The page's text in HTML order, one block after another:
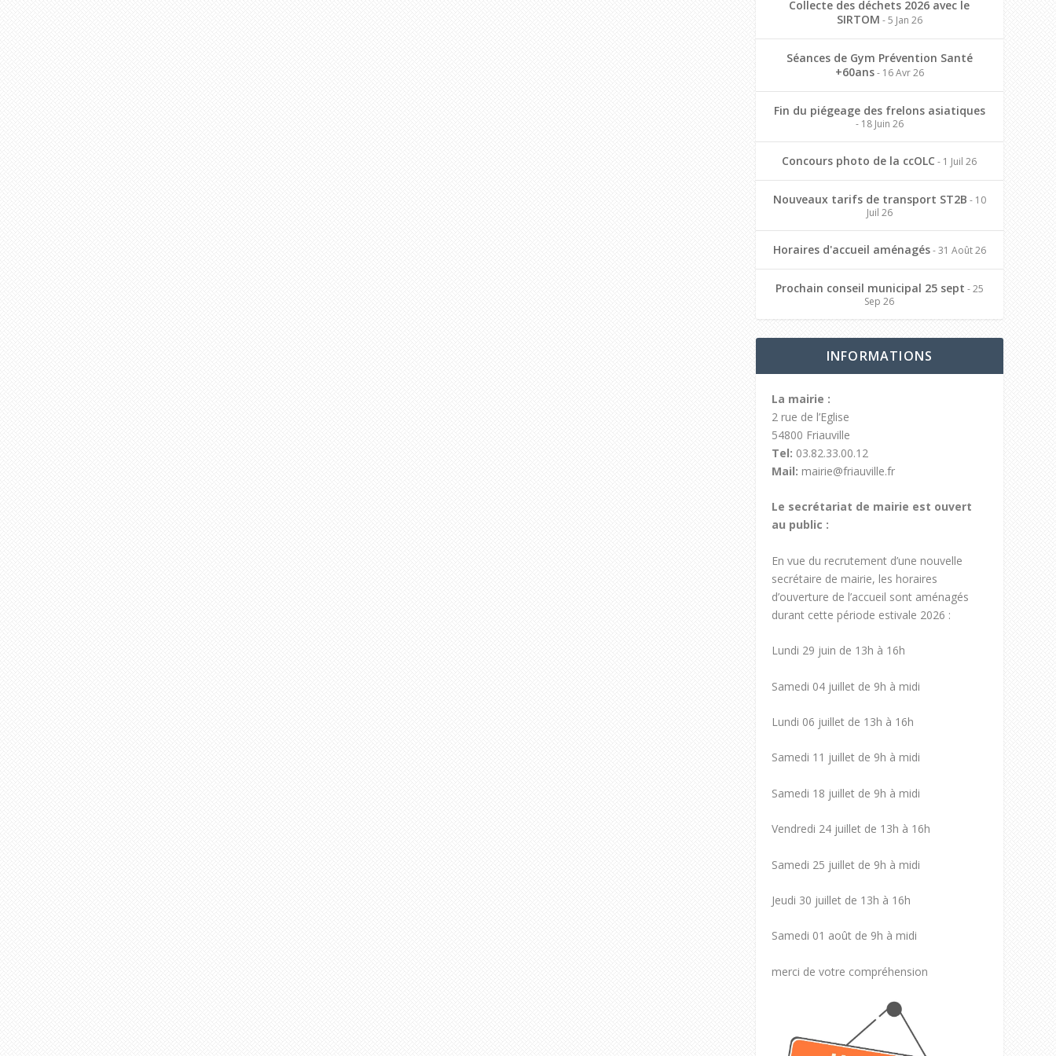
Collecte des déchets 2026 avec le
SIRTOM - 5 Jan 26
Séances de Gym Prévention Santé
+60ans- 16 Avr 26
Fin du piégeage des frelons asiatiques
- 18 Juin 26
Concours photo de la ccOLC - 1 Juil 26
Nouveaux tarifs de transport ST2B - 10
Juil 26
Horaires d'accueil aménagés- 31 Août 26
Prochain conseil municipal 25 sept - 25
Sep 26
INFORMATIONS
La mairie :
2 rue de l’Eglise
54800 Friauville
Tel: 03.82.33.00.12
Mail: mairie@friauville.fr
Le secrétariat de mairie est ouvert
au public :
En vue du recrutement d’une nouvelle
secrétaire de mairie, les horaires
d’ouverture de l’accueil sont aménagés
durant cette période estivale 2026 :
Lundi 29 juin de 13h à 16h
Samedi 04 juillet de 9h à midi
Lundi 06 juillet de 13h à 16h
Samedi 11 juillet de 9h à midi
Samedi 18 juillet de 9h à midi
Vendredi 24 juillet de 13h à 16h
Samedi 25 juillet de 9h à midi
Jeudi 30 juillet de 13h à 16h
Samedi 01 août de 9h à midi
merci de votre compréhension